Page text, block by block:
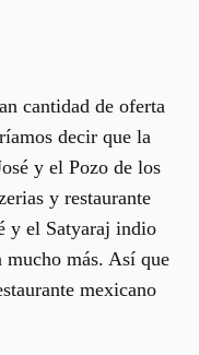
cantidad de oferta
decir que la
y el Pozo de los
y restaurante
y el Satyaraj indio
mucho más. Así que
mexicano